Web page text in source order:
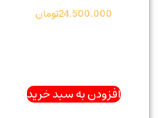
24.500.000تومان
افزودن به سبد خرید